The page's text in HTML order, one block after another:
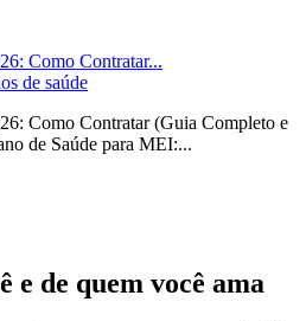
Como Contratar...
de saúde
Como Contratar (Guia Completo e
de Saúde para MEI:...
e de quem você ama